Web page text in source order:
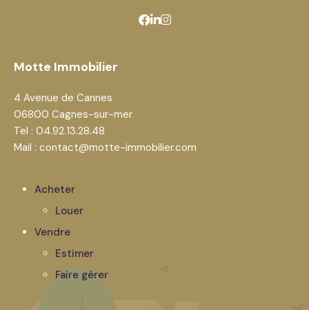
Motte Immobilier
4 Avenue de Cannes
06800 Cagnes-sur-mer
Tel : 04.92.13.28.48
Mail : contact@motte-immobilier.com
Acheter
Louer
Vendre
Estimer
Faire gérer